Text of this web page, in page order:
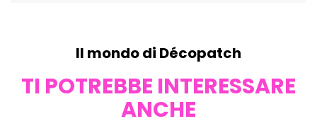
Il mondo di Décopatch
TI POTREBBE INTERESSARE
ANCHE